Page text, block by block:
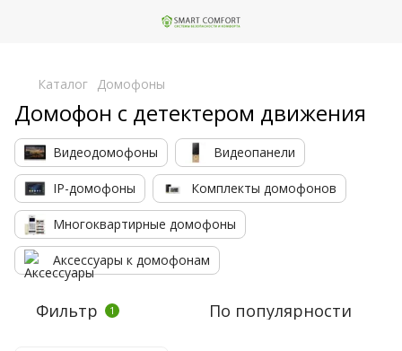
Каталог Домофоны
Домофон с детектером движения
Видеодомофоны Видеопанели
IP-домофоны Комплекты домофонов
Многоквартирные домофоны
Аксессуары к домофонам
Фильтр 1 По популярности